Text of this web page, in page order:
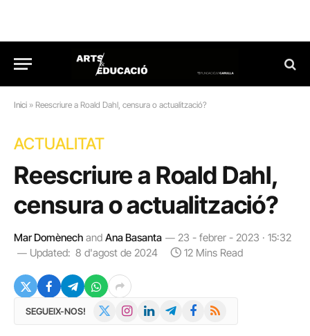
Inici » Reescriure a Roald Dahl, censura o actualització?
ACTUALITAT
Reescriure a Roald Dahl,
censura o actualització?
Mar Domènech and Ana Basanta
23 - febrer - 2023 · 15:32
Updated: 8 d'agost de 2024 12 Mins Read
SEGUEIX-NOS! InstagramLinkedInTelegramFacebook
RSS